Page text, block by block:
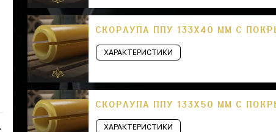
СКОРЛУПА ППУ 133Х40 ММ С
ХАРАКТЕРИСТИКИ
СКОРЛУПА ППУ 133Х50 ММ С
ХАРАКТЕРИСТИКИ